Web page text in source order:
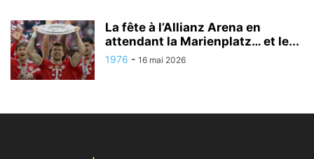
La fête à l’Allianz Arena en
attendant la Marienplatz… et le...
1976 - 16 mai 2026